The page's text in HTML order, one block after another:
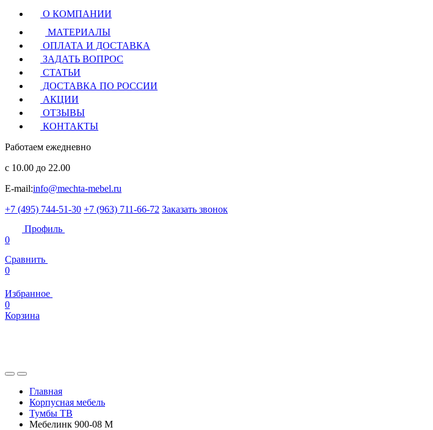
О КОМПАНИИ
МАТЕРИАЛЫ
ОПЛАТА И ДОСТАВКА
ЗАДАТЬ ВОПРОС
СТАТЬИ
ДОСТАВКА ПО РОССИИ
АКЦИИ
ОТЗЫВЫ
КОНТАКТЫ
Работаем ежедневно
с 10.00 до 22.00
E-mail:info@mechta-mebel.ru
+7 (495) 744-51-30 +7 (963) 711-66-72 Заказать звонок
Профиль
0
Сравнить
0
Избранное
0
Корзина
Главная
Корпусная мебель
Тумбы ТВ
Мебелинк 900-08 М